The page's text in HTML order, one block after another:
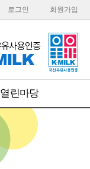
로그인 회원가입
열린마당